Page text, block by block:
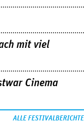
mit viel
Cinema
ALLE FESTIVALBERICHTE